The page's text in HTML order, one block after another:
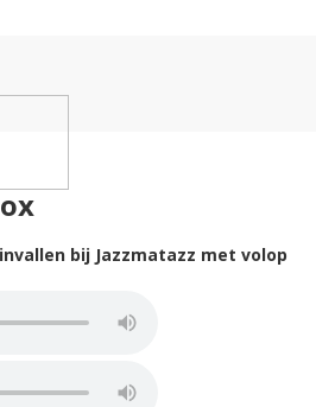
bij Jazzmatazz met volop